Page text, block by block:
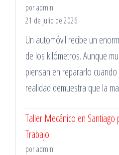
por admin
21 de julio de 2026
Un automóvil recibe un
de los kilómetros. Aunque
piensan en repararlo
realidad demuestra que la
Taller Mecánico en Santiago
Trabajo
por admin